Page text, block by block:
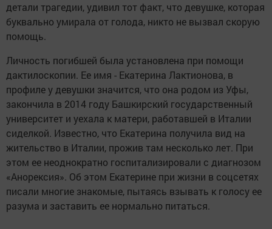
детали трагедии, удивил тот факт, что девушке, которая
буквально умирала от голода, никто не вызвал скорую
помощь.
Личность погибшей была установлена при помощи
дактилоскопии. Ее имя - Екатерина Лактионова, в
профиле у девушки значится, что она родом из Уфы,
закончила в 2014 году Башкирский государственный
университет и уехала к матери, работавшей в Италии
сиделкой. Известно, что Екатерина получила вид на
жительство в Италии, прожив там несколько лет. При
этом ее неоднократно госпитализировали с диагнозом
«Анорексия». Об этом Екатерине при жизни в соцсетях
писали многие знакомые, пытаясь взывать к голосу ее
разума и заставить ее нормально питаться.